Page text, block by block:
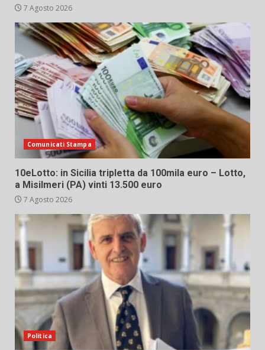
7 Agosto 2026
Comunicati Stampa
10eLotto: in Sicilia tripletta da 100mila euro – Lotto,
a Misilmeri (PA) vinti 13.500 euro
7 Agosto 2026
Politica